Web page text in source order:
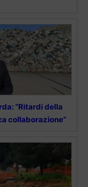
“Ritardi della
collaborazione”